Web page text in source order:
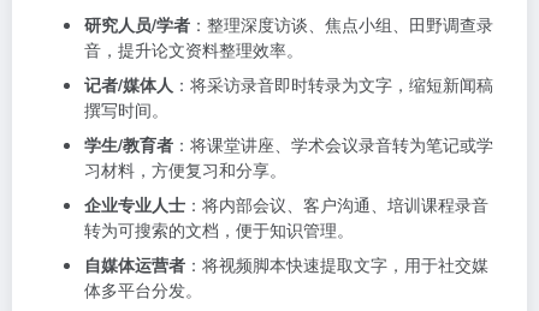
研究人员/学者 ：整理深度访谈、焦点小组、田野调查录
音，提升论文资料整理效率。
记者/媒体人 ：将采访录音即时转录为文字，缩短新闻稿
撰写时间。
学生/教育者 ：将课堂讲座、学术会议录音转为笔记或学
习材料，方便复习和分享。
企业专业人士 ：将内部会议、客户沟通、培训课程录音
转为可搜索的文档，便于知识管理。
自媒体运营者 ：将视频脚本快速提取文字，用于社交媒
体多平台分发。